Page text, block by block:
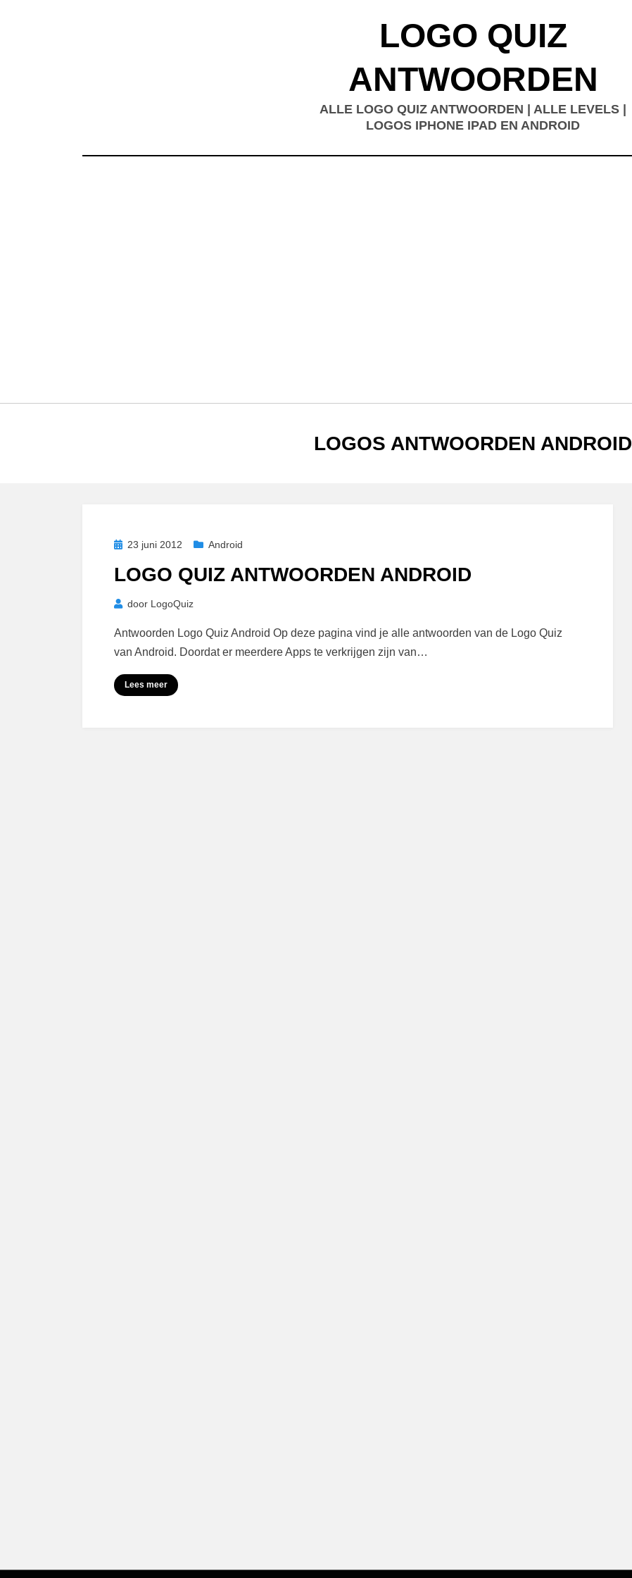
LOGO QUIZ
ANTWOORDEN
ALLE LOGO QUIZ ANTWOORDEN | ALLE LEVELS |
LOGOS IPHONE IPAD EN ANDROID
TAG
:
LOGOS ANTWOORDEN ANDROID
Geplaatst
23 juni 2012 Android
LOGO QUIZ ANTWOORDEN ANDROID
door LogoQuiz
Antwoorden Logo Quiz Android Op deze pagina vind je alle antwoorden van de Logo Quiz
van Android. Doordat er meerdere Apps te verkrijgen zijn van…
Lees meer